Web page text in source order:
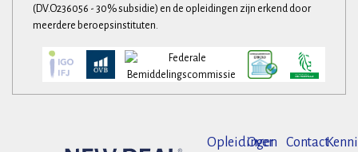
(DV.O236056 - 30% subsidie) en de opleidingen zijn erkend door
meerdere beroepsinstituten.
Opleidingen
Over
Contact